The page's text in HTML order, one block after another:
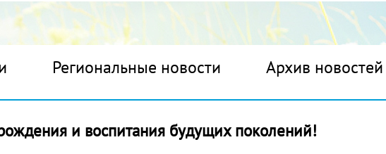
Региональные новости Архив новостей
и воспитания будущих поколений!